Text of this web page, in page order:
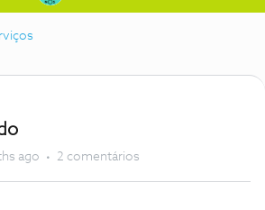
ago 2 comentários